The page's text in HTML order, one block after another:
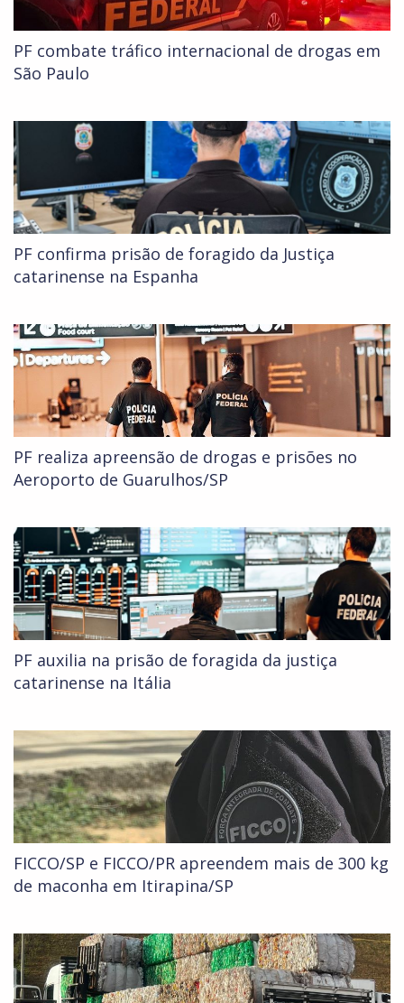
PF combate tráfico internacional de drogas em
São Paulo
PF confirma prisão de foragido da Justiça
catarinense na Espanha
PF realiza apreensão de drogas e prisões no
Aeroporto de Guarulhos/SP
PF auxilia na prisão de foragida da justiça
catarinense na Itália
FICCO/SP e FICCO/PR apreendem mais de 300 kg
de maconha em Itirapina/SP